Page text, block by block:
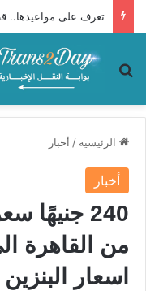
بحث عن
الرئيسية / أخبار
أخبار
240
من القاهرة
اسعار